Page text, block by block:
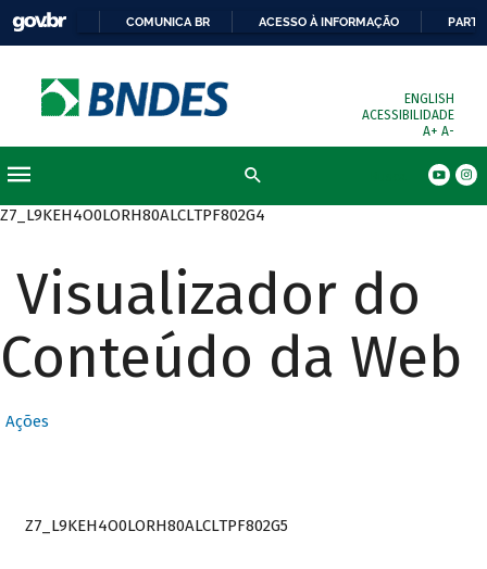
COMUNICA BR ACESSO À INFORMAÇÃO
ENGLISH
ACESSIBILIDADE
A+ A-
Z7_L9KEH4O0LORH80ALCLTPF802G4
Visualizador do
Conteúdo da Web
Ações
Z7_L9KEH4O0LORH80ALCLTPF802G5